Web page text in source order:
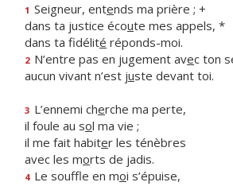
1 Seigneur, entends ma prière ; +
dans ta justice écoute mes appels, *
dans ta fidélité réponds-moi.
2 N’entre pas en jugement avec ton
aucun vivant n’est juste devant toi.
3 L’ennemi cherche ma perte,
il foule au sol ma vie ;
il me fait habiter les ténèbres
avec les morts de jadis.
4 Le souffle en moi s’épuise,